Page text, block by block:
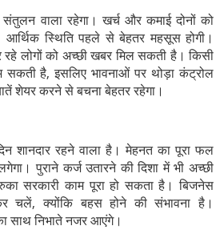
वाला रहेगा। खर्च और कमाई दोनों को
आर्थिक स्थिति पहले से बेहतर महसूस होगी।
रहे लोगों को अच्छी खबर मिल सकती है। किसी
सकती है, इसलिए भावनाओं पर थोड़ा कंट्रोल
शेयर करने से बचना बेहतर रहेगा।
शानदार रहने वाला है। मेहनत का पूरा फल
पुराने कर्ज उतारने की दिशा में भी अच्छी
सरकारी काम पूरा हो सकता है। बिजनेस
चलें, क्योंकि बहस होने की संभावना है।
साथ निभाते नजर आएंगे।